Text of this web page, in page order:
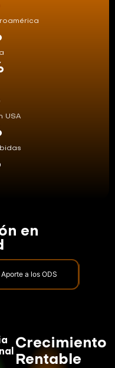
USA
en
Aporte a los ODS
Crecimiento
Rentable